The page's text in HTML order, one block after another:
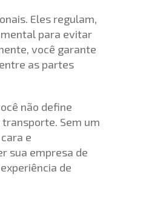
Eles regulam,
para evitar
você garante
as partes
não define
Sem um
e
sua empresa de
de